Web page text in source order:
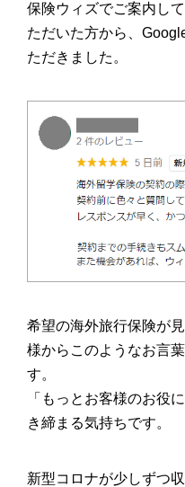
保険ウィズでご案内し
ただいた方から、
ただきました。
希望の海外旅行保険が
様からこのようなお言
す。
「もっとお客様のお役
き締まる気持ちです。
新型コロナが少しずつ